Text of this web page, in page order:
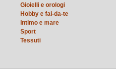
Gioielli e orologi
Hobby e fai-da-te
Intimo e mare
Sport
Tessuti